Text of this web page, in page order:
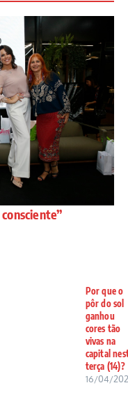
Por que o
pôr do sol
ganhou
cores tão
vivas na
capital
terça (14)?
16/04/